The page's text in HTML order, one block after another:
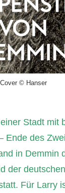
Cover © Hanser
Stadt mit
Ende des
in Demmin
der deutschen
Für Larry